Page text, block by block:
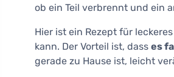
ob ein Teil verbrennt und ein
Hier ist ein Rezept für
kann. Der Vorteil ist, dass es
gerade zu Hause ist, leicht